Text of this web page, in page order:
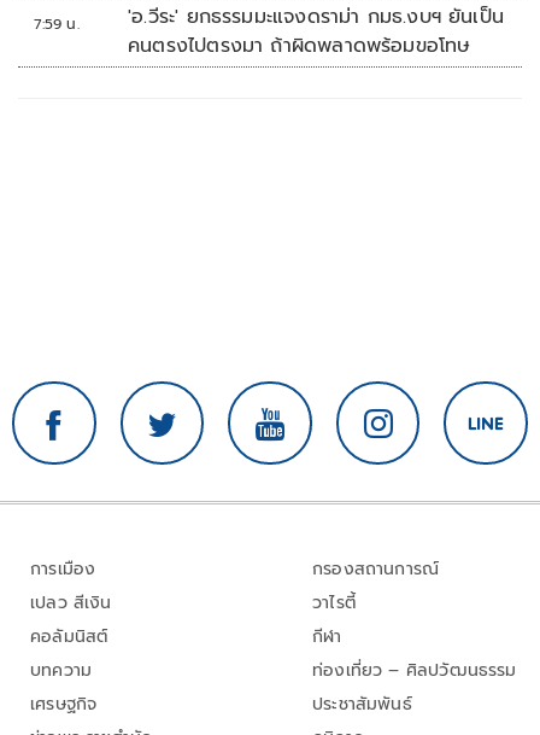
7:59 น.
'อ.วีระ' ยกธรรมมะแจงดราม่า กมธ.งบฯ ยันเป็น
คนตรงไปตรงมา ถ้าผิดพลาดพร้อมขอโทษ
การเมือง
เปลว สีเงิน
คอลัมนิสต์
บทความ
เศรษฐกิจ
กรองสถานการณ์
วาไรตี้
กีฬา
ท่องเที่ยว – ศิลปวัฒนธรรม
ประชาสัมพันธ์